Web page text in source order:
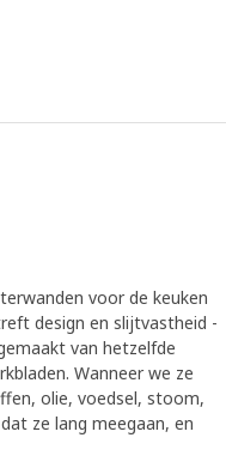
voor de keuken
design en slijtvastheid -
van hetzelfde
Wanneer we ze
olie, voedsel, stoom,
ze lang meegaan, en